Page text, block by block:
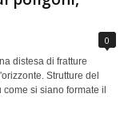
0
distesa di fratture
Strutture del
si siano formate il